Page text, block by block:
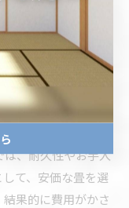
容を比較検討する
に対する補助金や
に情報収集を行い
イルに合わせて、
イントです。たと
、耐久性やお手入
て、安価な畳を選
果的に費用がかさ